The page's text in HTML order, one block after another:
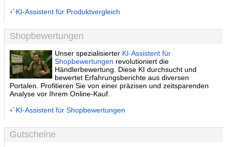
KI-Assistent für Produktvergleich
Shopbewertungen
Unser spezialisierter KI-Assistent für
Shopbewertungen revolutioniert die
Händlerbewertung. Diese KI durchsucht und
bewertet Erfahrungsberichte aus diversen
Portalen. Profitieren Sie von einer präzisen und zeitsparenden
Analyse vor Ihrem Online-Kauf.
KI-Assistent für Shopbewertungen
Gutscheine